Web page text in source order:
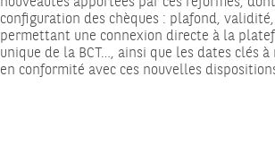
configuration des chèques : plafond, validité,
permettant une connexion directe à la
unique de la BCT…, ainsi que les dates clés
en conformité avec ces nouvelles